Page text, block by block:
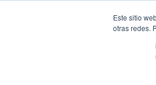
Este sitio
otras redes.